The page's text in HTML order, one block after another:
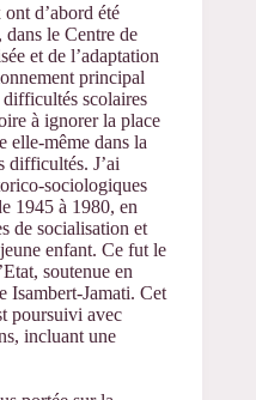
d’abord été
le Centre de
et de l’adaptation
principal
scolaires
à ignorer la place
elle-même dans la
difficultés. J’ai
sociologiques
1945 à 1980, en
de socialisation et
enfant. Ce fut le
soutenue en
Isambert-Jamati. Cet
poursuivi avec
incluant une